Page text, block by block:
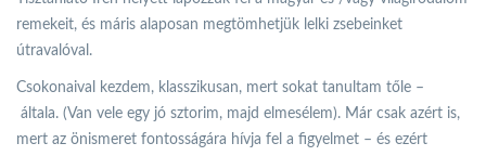
remekeit, és máris alaposan megtömhetjük lelki zsebeinket
útravalóval.
Csokonaival kezdem, klasszikusan, mert sokat tanultam tőle –
általa. (Van vele egy jó sztorim, majd elmesélem). Már csak azért is,
mert az önismeret fontosságára hívja fel a figyelmet – és ezért